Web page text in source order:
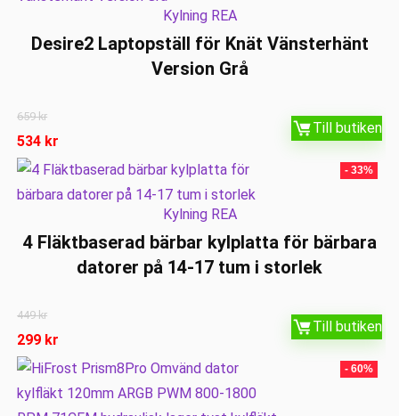
Kylning REA
Desire2 Laptopställ för Knät Vänsterhänt
Version Grå
659kr
534 kr
Till butiken
- 33%
Kylning REA
4 Fläktbaserad bärbar kylplatta för bärbara
datorer på 14-17 tum i storlek
449kr
299 kr
Till butiken
- 60%